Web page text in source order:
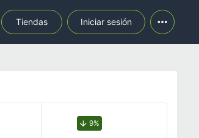
Tiendas Iniciar sesión
9%